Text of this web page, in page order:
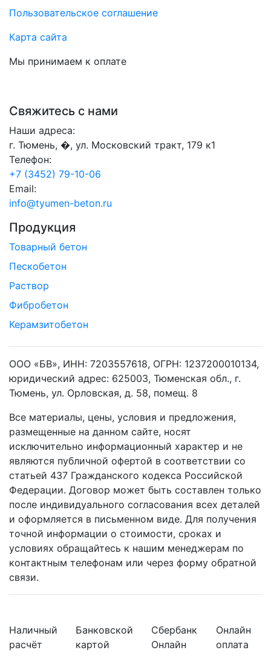
Пользовательское соглашение
Карта сайта
Мы принимаем к оплате
Свяжитесь с нами
Наши адреса:
г. Тюмень, �, ул. Московский тракт, 179 к1
Телефон:
+7 (3452) 79-10-06
Email:
info@tyumen-beton.ru
Продукция
Товарный бетон
Пескобетон
Раствор
Фибробетон
Керамзитобетон
ООО «БВ», ИНН: 7203557618, ОГРН: 1237200010134,
юридический адрес: 625003, Тюменская обл., г.
Тюмень, ул. Орловская, д. 58, помещ. 8
Все материалы, цены, условия и предложения,
размещенные на данном сайте, носят
исключительно информационный характер и не
являются публичной офертой в соответствии со
статьей 437 Гражданского кодекса Российской
Федерации. Договор может быть составлен только
после индивидуального согласования всех деталей
и оформляется в письменном виде. Для получения
точной информации о стоимости, сроках и
условиях обращайтесь к нашим менеджерам по
контактным телефонам или через форму обратной
связи.
Наличный
расчёт
Банковской
картой
Сбербанк
Онлайн
Онлайн
оплата